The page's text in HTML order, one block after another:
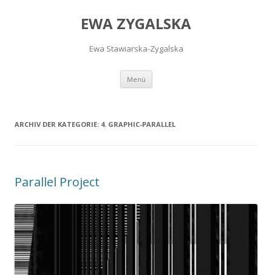
EWA ZYGALSKA
Ewa Stawiarska-Zygalska
Menü Springe
Inhalt
ARCHIV DER KATEGORIE: 4. GRAPHIC-PARALLEL
Parallel Project